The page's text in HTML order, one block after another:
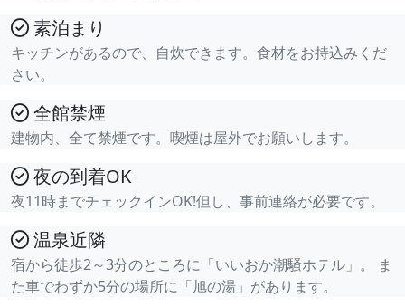
素泊まり
キッチンがあるので、自炊できます。食材をお持込みくだ
さい。
全館禁煙
建物内、全て禁煙です。喫煙は屋外でお願いします。
夜の到着OK
夜11時までチェックインOK!但し、事前連絡が必要です。
温泉近隣
宿から徒歩2～3分のところに「いいおか潮騒ホテル」。 ま
た車でわずか5分の場所に「旭の湯」があります。